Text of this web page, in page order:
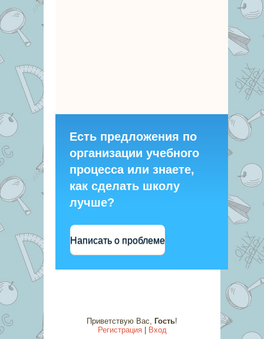
Есть предложения по
организации учебного
процесса или знаете,
как сделать школу
лучше?
Написать о проблеме
Приветствую Вас, Гость!
Регистрация| Вход